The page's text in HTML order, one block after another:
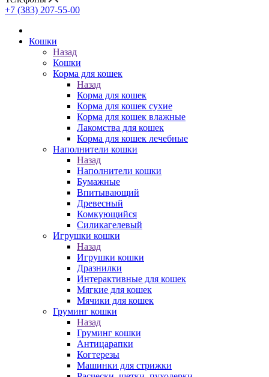
+7 (383) 207-55-00
Кошки
Назад
Кошки
Корма для кошек
Назад
Корма для кошек
Корма для кошек сухие
Корма для кошек влажные
Лакомства для кошек
Корма для кошек лечебные
Наполнители кошки
Назад
Наполнители кошки
Бумажные
Впитывающий
Древесный
Комкующийся
Силикагелевый
Игрушки кошки
Назад
Игрушки кошки
Дразнилки
Интерактивные для кошек
Мягкие для кошек
Мячики для кошек
Груминг кошки
Назад
Груминг кошки
Антицарапки
Когтерезы
Машинки для стрижки